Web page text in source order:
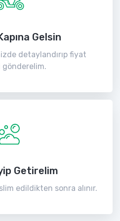
Gelsin
detaylandırıp fiyat
gönderelim.
Getirelim
edildikten sonra alınır.